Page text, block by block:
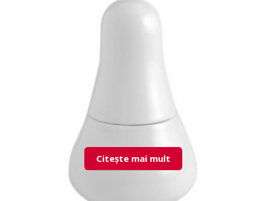
Citește mai mult